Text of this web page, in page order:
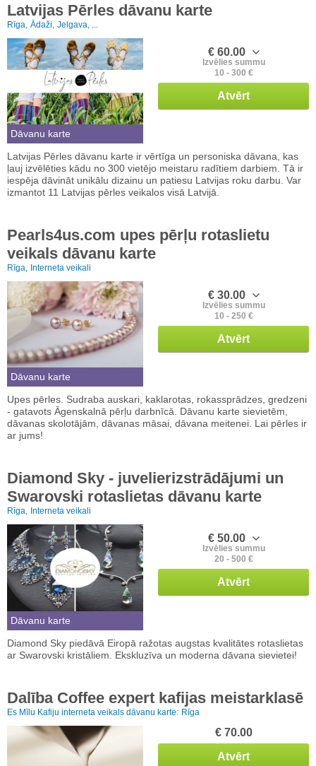
Latvijas Pērles dāvanu karte
Rīga, Ādaži, Jelgava, ...
Dāvanu karte
€ 60.00
Izvēlies summu
10 - 300 €
Atvērt
Latvijas Pērles dāvanu karte ir vērtīga un personiska dāvana, kas
ļauj izvēlēties kādu no 300 vietējo meistaru radītiem darbiem. Tā ir
iespēja dāvināt unikālu dizainu un patiesu Latvijas roku darbu. Var
izmantot 11 Latvijas pērles veikalos visā Latvijā.
Pearls4us.com upes pērļu rotaslietu
veikals dāvanu karte
Rīga, Interneta veikali
Dāvanu karte
€ 30.00
Izvēlies summu
10 - 250 €
Atvērt
Upes pērles. Sudraba auskari, kaklarotas, rokassprādzes, gredzeni
- gatavots Āgenskalnā pērļu darbnīcā. Dāvanu karte sievietēm,
dāvanas skolotājām, dāvanas māsai, dāvana meitenei. Lai pērles ir
ar jums!
Diamond Sky - juvelierizstrādājumi un
Swarovski rotaslietas dāvanu karte
Rīga, Interneta veikali
Dāvanu karte
€ 50.00
Izvēlies summu
20 - 500 €
Atvērt
Diamond Sky piedāvā Eiropā ražotas augstas kvalitātes rotaslietas
ar Swarovski kristāliem. Ekskluzīva un moderna dāvana sievietei!
Dalība Coffee expert kafijas meistarklasē
Es Mīlu Kafiju interneta veikals dāvanu karte: Rīga
€ 70.00
Atvērt